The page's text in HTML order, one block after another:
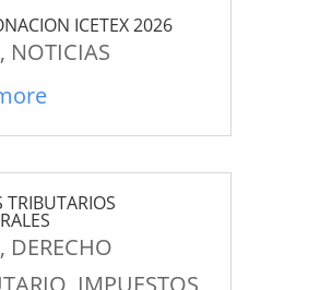
ICETEX 2026
, NOTICIAS
TRIBUTARIOS
, DERECHO
IMPUESTOS